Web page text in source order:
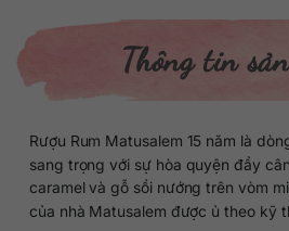
Thông tin
Rượu Rum Matusalem 15 năm là
sang trọng với sự hòa quyện đầy
caramel và gỗ sồi nướng trên vòm
của nhà Matusalem được ủ theo kỹ